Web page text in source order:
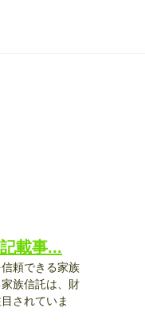
載事...
頼できる家族
族信託は、財
されていま